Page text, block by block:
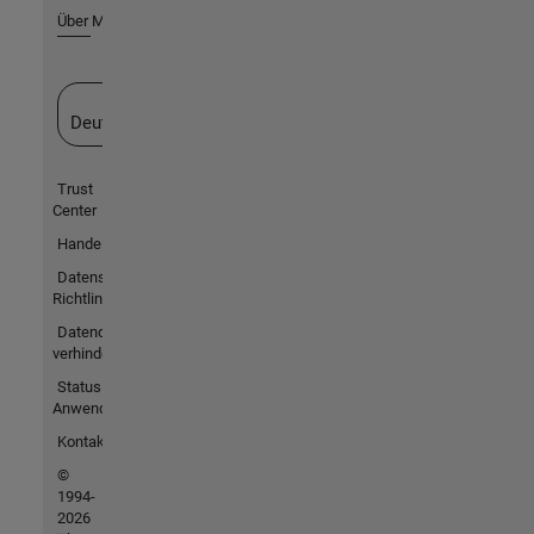
Über MathWorks
Deutschland
Trust
Center
Handelsmarken
Datenschutz-
Richtlinien
Datendiebstahl
verhindern
Status von
Anwendungen
Kontakt
©
1994-
2026